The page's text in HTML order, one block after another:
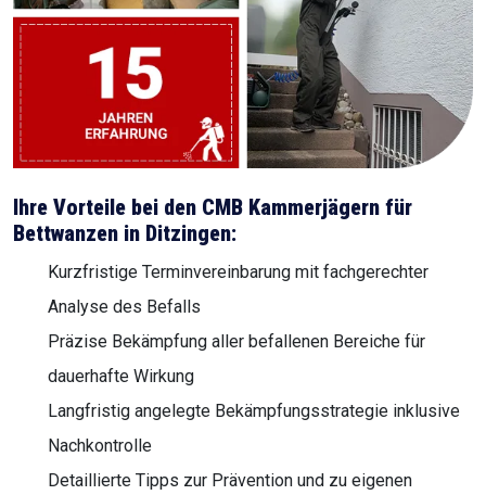
Ihre Vorteile bei den CMB Kammerjägern für
Bettwanzen in Ditzingen:
Kurzfristige Terminvereinbarung mit fachgerechter
Analyse des Befalls
Präzise Bekämpfung aller befallenen Bereiche für
dauerhafte Wirkung
Langfristig angelegte Bekämpfungsstrategie inklusive
Nachkontrolle
Detaillierte Tipps zur Prävention und zu eigenen